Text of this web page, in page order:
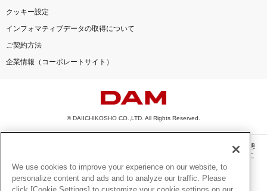
クッキー設定
インフォマティブデータの取得について
ご契約方法
企業情報（コーポレートサイト）
© DAIICHIKOSHO CO.,LTD. All Rights Reserved.
このサイトに掲載されている一切の文章・画像・写真・動画・音声等を、手段や形態
を問わず、著作権法の定める範囲を超えて無断で複製、転載、ファイル化などするこ
とを禁じます。
楽曲及びコンテンツは、機種によりご利用いただけない場合があります。
We use cookies to improve your experience on our website, to
personalize content and ads and to analyze our traffic. Please